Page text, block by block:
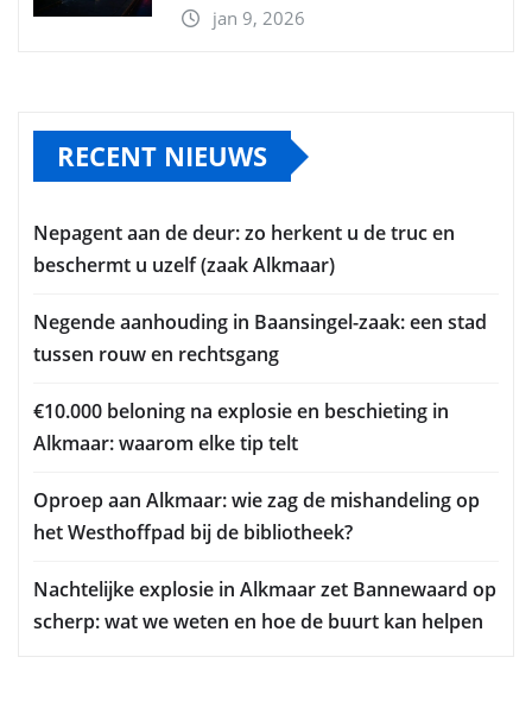
jan 9, 2026
RECENT NIEUWS
Nepagent aan de deur: zo herkent u de truc en
beschermt u uzelf (zaak Alkmaar)
Negende aanhouding in Baansingel-zaak: een stad
tussen rouw en rechtsgang
€10.000 beloning na explosie en beschieting in
Alkmaar: waarom elke tip telt
Oproep aan Alkmaar: wie zag de mishandeling op
het Westhoffpad bij de bibliotheek?
Nachtelijke explosie in Alkmaar zet Bannewaard op
scherp: wat we weten en hoe de buurt kan helpen